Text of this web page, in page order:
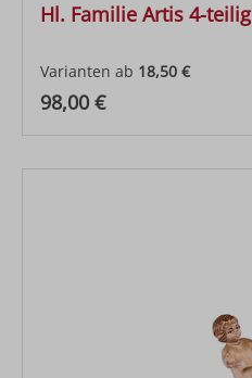
Hl. Familie Artis 4-teilig
Varianten ab 18,50 €
Regulärer Preis:
98,00 €